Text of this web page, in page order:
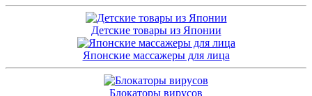
Детские товары из Японии
Японские массажеры для лица
Блокаторы вирусов